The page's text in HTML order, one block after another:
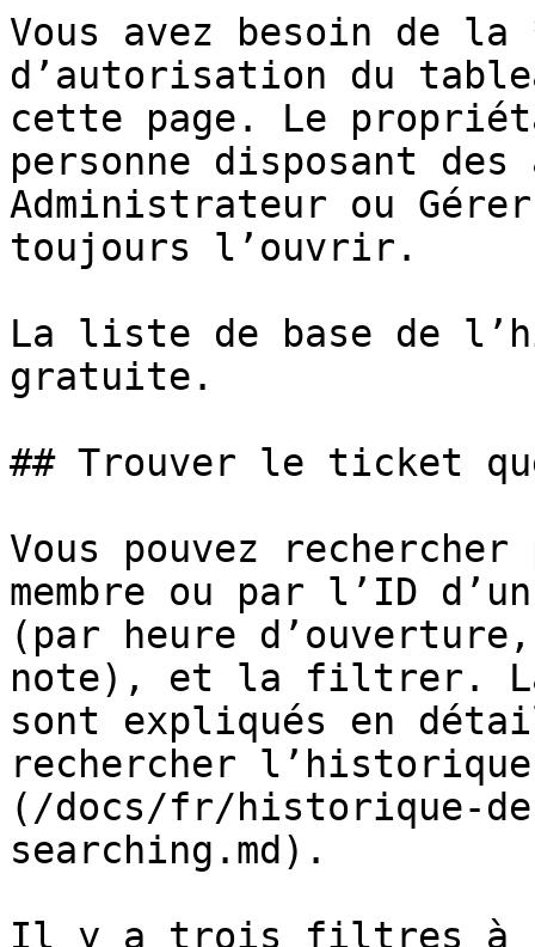
Vous avez besoin de
d’autorisation du
cette page. Le
personne disposant
Administrateur ou
toujours l’ouvrir.
La liste de base de
gratuite.
## Trouver le ticket
Vous pouvez
membre ou par l’ID
(par heure
note), et la filtrer.
sont expliqués en
rechercher
(/docs/fr/historique-
searching.md).
Il y a trois filtres à